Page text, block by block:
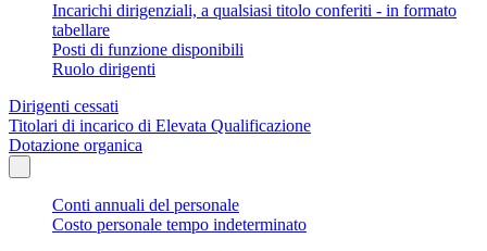
Incarichi dirigenziali, a qualsiasi titolo conferiti - in formato
tabellare
Posti di funzione disponibili
Ruolo dirigenti
Dirigenti cessati
Titolari di incarico di Elevata Qualificazione
Dotazione organica
Conti annuali del personale
Costo personale tempo indeterminato